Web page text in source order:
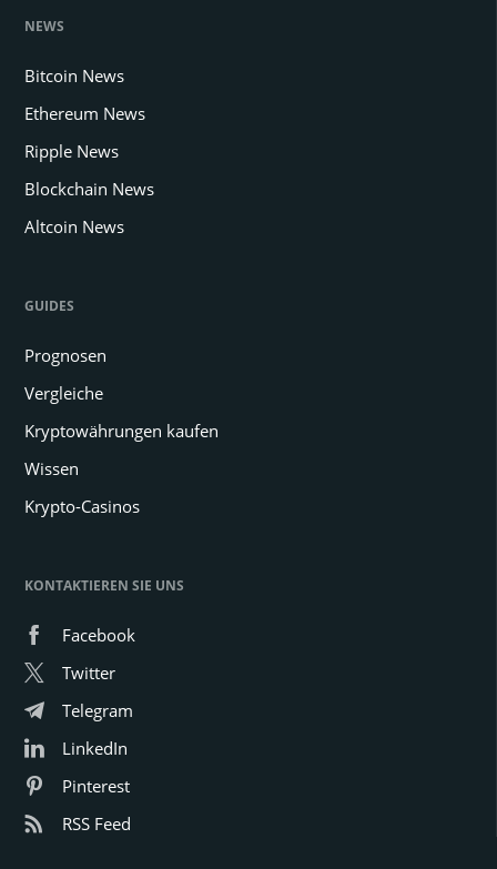
NEWS
Bitcoin News
Ethereum News
Ripple News
Blockchain News
Altcoin News
GUIDES
Prognosen
Vergleiche
Kryptowährungen kaufen
Wissen
Krypto-Casinos
KONTAKTIEREN SIE UNS
Facebook
Twitter
Telegram
LinkedIn
Pinterest
RSS Feed